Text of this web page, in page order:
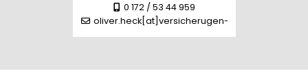
0 172 / 53 44 959
oliver.heck[at]versicherugen-heck.de